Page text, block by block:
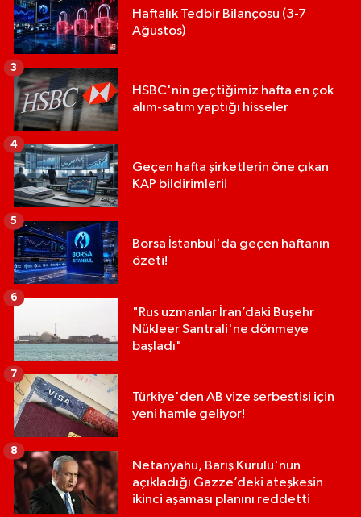
Haftalık Tedbir Bilançosu (3-7
Ağustos)
HSBC'nin geçtiğimiz hafta en çok
alım-satım yaptığı hisseler
3
Geçen hafta şirketlerin öne çıkan
KAP bildirimleri!
4
Borsa İstanbul'da geçen haftanın
özeti!
5
"Rus uzmanlar İran’daki Buşehr
Nükleer Santrali'ne dönmeye
başladı"
6
Türkiye'den AB vize serbestisi için
yeni hamle geliyor!
7
Netanyahu, Barış Kurulu'nun
açıkladığı Gazze’deki ateşkesin
ikinci aşaması planını reddetti
8